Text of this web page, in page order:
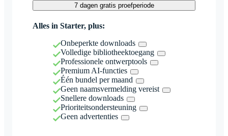
7 dagen gratis proefperiode
Alles in Starter, plus:
Onbeperkte downloads
Volledige bibliotheektoegang
Professionele ontwerptools
Premium AI-functies
Één bundel per maand
Geen naamsvermelding vereist
Snellere downloads
Prioriteitsondersteuning
Geen advertenties